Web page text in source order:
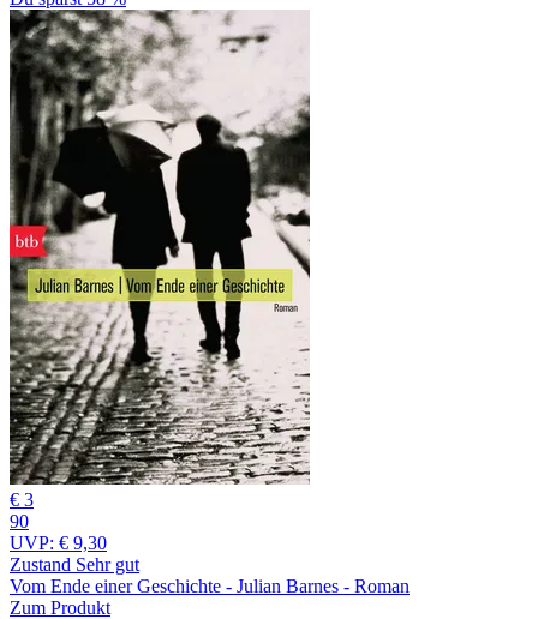
€ 3
90
UVP: € 9,30
Zustand Sehr gut
Vom Ende einer Geschichte - Julian Barnes - Roman
Zum Produkt